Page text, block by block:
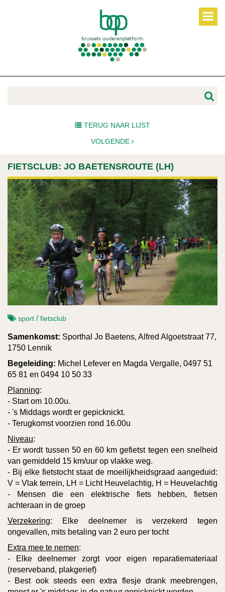
TERUG NAAR LIJST
VOLGENDE
FIETSCLUB: JO BAETENSROUTE (LH)
sport / fietsclub
Samenkomst: Sporthal Jo Baetens, Alfred Algoetstraat 77,
1750 Lennik
Begeleiding: Michel Lefever en Magda Vergalle, 0497 51
65 81 en 0494 10 50 33
Planning:
- Start om 10.00u.
- 's Middags wordt er gepicknickt.
- Terugkomst voorzien rond 16.00u
Niveau:
- Er wordt tussen 50 en 60 km gefietst tegen een snelheid
van gemiddeld 15 km/uur op vlakke weg.
- Bij elke fietstocht staat de moeilijkheidsgraad aangeduid:
V = Vlak terrein, LH = Licht Heuvelachtig, H = Heuvelachtig
- Mensen die een elektrische fiets hebben, fietsen
achteraan in de groep
Verzekering: Elke deelnemer is verzekerd tegen
ongevallen, mits betaling van 2 euro per tocht
Extra mee te nemen:
- Elke deelnemer zorgt voor eigen reparatiemateriaal
(reserveband, plakgerief)
- Best ook steeds een extra flesje drank meebrengen,